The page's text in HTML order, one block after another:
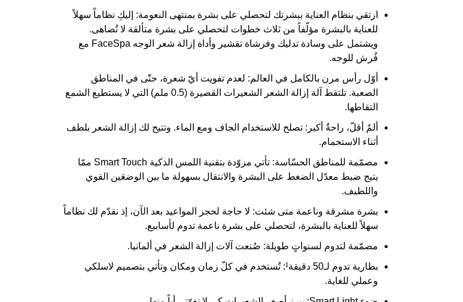
ارتقي بنظام العناية ببشرتك لتحصلي على بشرة بمنتهى النعومة: إليكِ نظاماً سهلاً
للعناية بالبشرة مؤلّفاً من ثلاث خطوات لتحصلي على بشرة متألقة لا تُضاهى.
ويشتمل على وسادة تدليك وفرشاة تقشير وأداة إزالة شعر الوجه FaceSpa مع
فُرش للوجه.
أوّل رأس مرن بالكامل في العالم: لعدم تفويت أيّ شعرة، حتّى في المناطق
الصعبة. تلتقط آلة إزالة الشعر الشعيرات القصيرة (0.5 ملم) التي لا يستطيع الشمع
التقاطها.
ألمٌ أقلّ، راحةٌ أكبر: تصلح للاستخدام الجاف ومع الماء. وتتيح لك إزالة الشعر بلطف
أثناء الاستحمام.
مصمّمة للمناطق الحسّاسة:
تأتي مزوّدة بتقنية اللمس الذكية Smart Touch ممّا
يتيح ضبط معدّل الضغط على البشرة والانتقال بسهولة ما بين الوضعَين القوي
واللطيف.
بشرة مشرقة وناعمة متى شئت: لا حاجة لحجز المواعيد بعد الآن، إذ نقدّم لك نظاماً
سهلاً للعناية بالبشرة، لتحصلي على بشرة ناعمة تدوم لأسابيع.
مصمّمة لتدوم لسنواتٍ طويلة: صُنعت آلات إزالة الشعر في ألمانيا.
بطارية تدوم لـ50 دقيقة¹:
تُستخدم في كلّ زمان ومكان وتأتي بتصميم لاسلكي
وعملي للغاية.